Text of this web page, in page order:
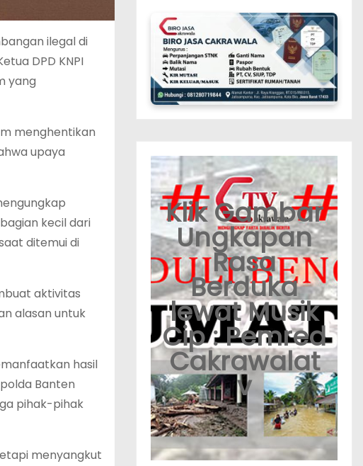
ilegal di
DPD KNPI
yang
menghentikan
upaya
kecil dari
ditemui di
aktivitas
alasan untuk
hasil
Banten
pihak-pihak
menyangkut
Klik Gambar
Ungkapan
Rasa
Berduka
lewat Musik
Cip : Pemred
Cakrawalat
v